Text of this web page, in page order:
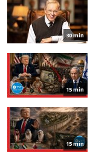
30 min
15 min
15 min